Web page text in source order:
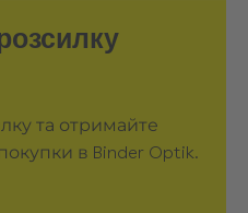
та отримайте
в Binder Optik.